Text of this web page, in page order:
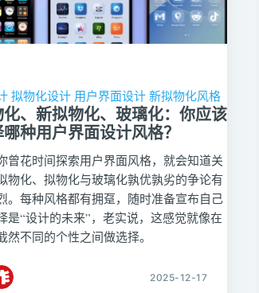
拟物化设计 用户界面设计 新拟物化风格
化、新拟物化、玻璃化：你应该
种用户界面设计风格？
曾花时间探索用户界面风格，就会知道关
物化、拟物化与玻璃化孰优孰劣的争论有
。每种风格都有拥趸，随时准备宣布自己
是“设计的未来”，老实说，这感觉就像在
然不同的个性之间做选择。
2025-12-17